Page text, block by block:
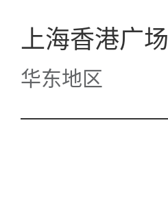
上海香港广场
华东地区